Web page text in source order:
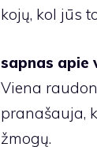
kojų, kol jūs
sapnas apie
Viena
pranašauja,
žmogų.